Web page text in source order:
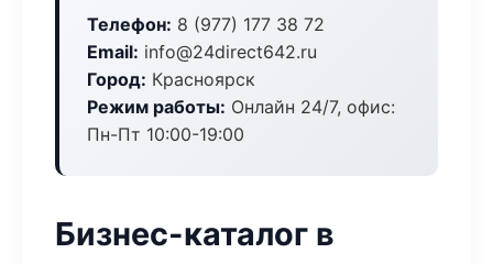
Телефон: 8 (977) 177 38 72
Email: info@24direct642.ru
Город: Красноярск
Режим работы: Онлайн 24/7, офис:
Пн-Пт 10:00-19:00
Бизнес-каталог в